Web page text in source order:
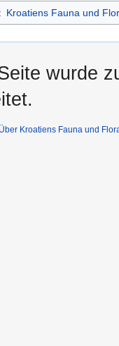
: Kroatiens Fauna und
wurde
Über Kroatiens Fauna und